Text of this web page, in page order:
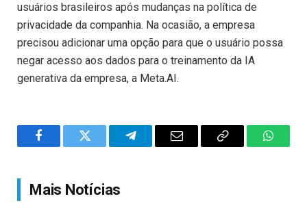
usuários brasileiros após mudanças na política de
privacidade da companhia. Na ocasião, a empresa
precisou adicionar uma opção para que o usuário possa
negar acesso aos dados para o treinamento da IA
generativa da empresa, a Meta.AI.
FacebookTwitter TelegramEmail
Copy
Mais Notícias